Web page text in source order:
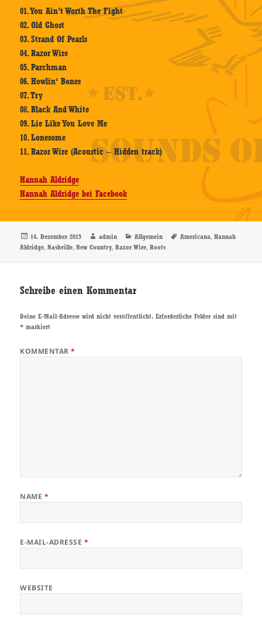
01. You Ain’t Worth The Fight
02. Old Ghost
03. Strand Of Pearls
04. Razor Wire
05. Parchman
06. Howlin‘ Bones
07. Try
08. Black And White
09. Lie Like You Love Me
10. Lonesome
11. Razor Wire (Acoustic – Hidden track)
Hannah Aldridge
Hannah Aldridge bei Facebook
Veröffentlicht
am
14. Dezember 2015 Autor
admin Kategorien
Allgemein Schlagwörter
Americana,Hannah
Aldridge,Nashville,New Country,Razor Wire,Roots
Schreibe einen Kommentar
Deine E-Mail-Adresse wird nicht veröffentlicht. Erforderliche Felder sind mit
* markiert
KOMMENTAR*
NAME *
E-MAIL-ADRESSE *
WEBSITE